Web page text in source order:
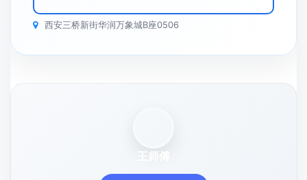
西安三桥新街华润万象城B座0506
王师傅